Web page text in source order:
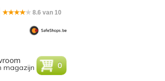
8.6 van 10
magazijn 0